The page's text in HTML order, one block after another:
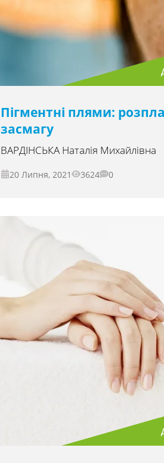
Пігментні плями:
засмагу
ВАРДІНСЬКА Наталія Михайлівна
20 Липня, 2021 3624 0